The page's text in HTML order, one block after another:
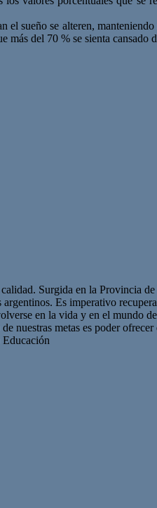
sueño se alteren,
más del 70 % se sienta cansado
Surgida en la Provincia
Es imperativo
en la vida y en el
nuestras metas es poder